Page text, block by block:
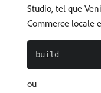
Studio, tel que
Commerce locale
ou